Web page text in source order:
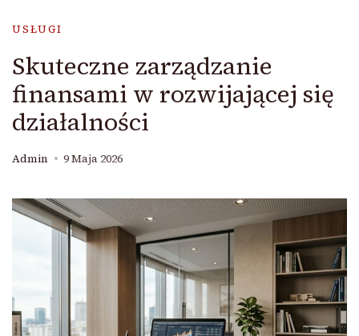
USŁUGI
Skuteczne zarządzanie
finansami w rozwijającej się
działalności
Admin 9 Maja 2026